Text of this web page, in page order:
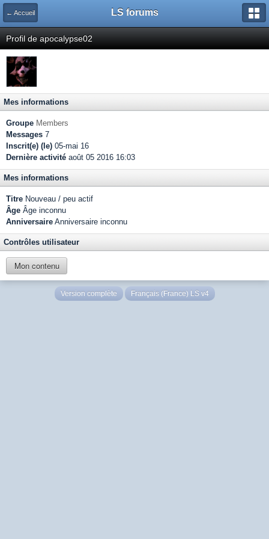
← Accueil LS forums
Profil de apocalypse02
Mes informations
Groupe Members
Messages 7
Inscrit(e) (le) 05-mai 16
Dernière activité août 05 2016 16:03
Mes informations
Titre Nouveau / peu actif
Âge Âge inconnu
Anniversaire Anniversaire inconnu
Contrôles utilisateur
Mon contenu
Version complète Français (France) LS v4